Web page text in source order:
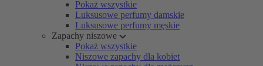
Pokaż wszystkie
Luksusowe perfumy damskie
Luksusowe perfumy męskie
Zapachy niszowe
Pokaż wszystkie
Niszowe zapachy dla kobiet